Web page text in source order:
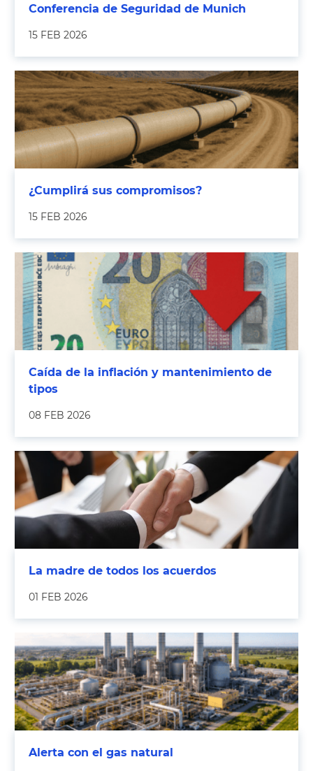
Conferencia de Seguridad de Munich
15 FEB 2026
¿Cumplirá sus compromisos?
15 FEB 2026
Caída de la inflación y mantenimiento de
tipos
08 FEB 2026
La madre de todos los acuerdos
01 FEB 2026
Alerta con el gas natural